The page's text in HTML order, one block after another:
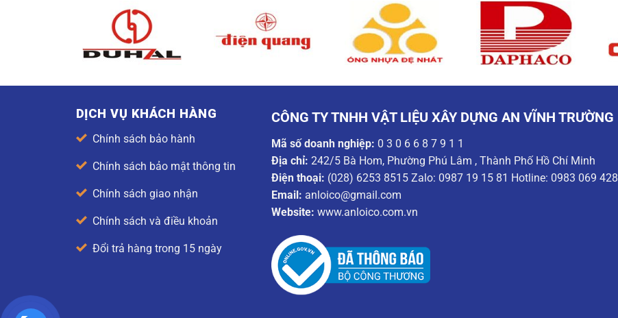
DỊCH VỤ KHÁCH HÀNG
Chính sách bảo hành
Chính sách bảo mật thông tin
Chính sách giao nhận
Chính sách và điều khoản
Đổi trả hàng trong 15 ngày
CÔNG TY TNHH VẬT LIỆU XÂY DỰNG AN VĨNH TRƯỜNG
Mã số doanh nghiệp: 0 3 0 6 6 8 7 9 1 1
Địa chỉ: 242/5 Bà Hom, Phường Phú Lâm , Thành Phố Hồ Chí Minh
Điện thoại: (028) 6253 8515 Zalo: 0987 19 15 81 Hotline: 0983 069 428
Email: anloico@gmail.com
Website: www.anloico.com.vn